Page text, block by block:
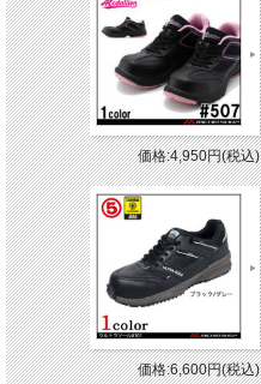
価格:4,950円(税込)
価格:6,600円(税込)